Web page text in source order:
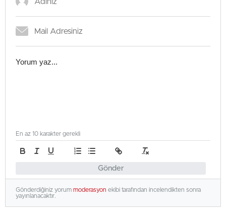
Gönder
En az 10 karakter gerekli
Gönderdiğiniz yorum moderasyon ekibi tarafından incelendikten sonra
yayınlanacaktır.